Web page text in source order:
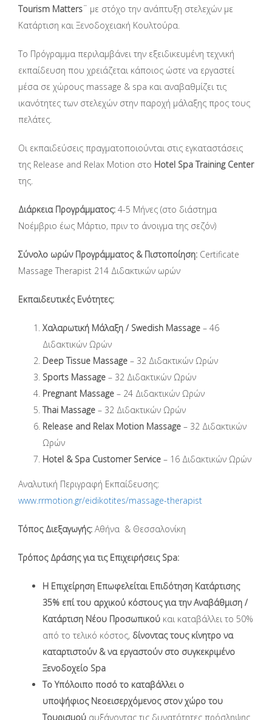
Tourism Matters¨ με στόχο την ανάπτυξη στελεχών με
Κατάρτιση και Ξενοδοχειακή Κουλτούρα.
Το Πρόγραμμα περιλαμβάνει την εξειδικευμένη τεχνική
εκπαίδευση που χρειάζεται κάποιος ώστε να εργαστεί
μέσα σε χώρους massage & spa και αναβαθμίζει τις
ικανότητες των στελεχών στην παροχή μάλαξης προς τους
πελάτες.
Οι εκπαιδεύσεις πραγματοποιούνται στις εγκαταστάσεις
της Release and Relax Motion στο Hotel Spa Training Center
της.
Διάρκεια Προγράμματος: 4-5 Μήνες (στο διάστημα
Νοέμβριο έως Μάρτιο, πριν το άνοιγμα της σεζόν)
Σύνολο ωρών Προγράμματος & Πιστοποίηση: Certificate
Massage Therapist 214 Διδακτικών ωρών
Εκπαιδευτικές Ενότητες:
Χαλαρωτική Μάλαξη / Swedish Massage – 46
Διδακτικών Ωρών
Deep Tissue Massage – 32 Διδακτικών Ωρών
Sports Massage – 32 Διδακτικών Ωρών
Pregnant Massage – 24 Διδακτικών Ωρών
Thai Massage – 32 Διδακτικών Ωρών
Release and Relax Motion Massage – 32 Διδακτικών
Ωρών
Hotel & Spa Customer Service – 16 Διδακτικών Ωρών
Αναλυτική Περιγραφή Εκπαίδευσης:
www.rrmotion.gr/eidikotites/massage-therapist
Τόπος Διεξαγωγής: Αθήνα & Θεσσαλονίκη
Τρόπος Δράσης για τις Επιχειρήσεις Spa:
Η Επιχείρηση Επωφελείται Επιδότηση Κατάρτισης
35% επί του αρχικού κόστους για την Αναβάθμιση /
Κατάρτιση Νέου Προσωπικού και καταβάλλει το 50%
από το τελικό κόστος, δίνοντας τους κίνητρο να
καταρτιστούν & να εργαστούν στο συγκεκριμένο
Ξενοδοχείο Spa
Tο Υπόλοιπο ποσό το καταβάλλει ο
υποψήφιος Νεοεισερχόμενος στον χώρο του
Τουρισμού αυξάνοντας τις δυνατότητες πρόσληψης